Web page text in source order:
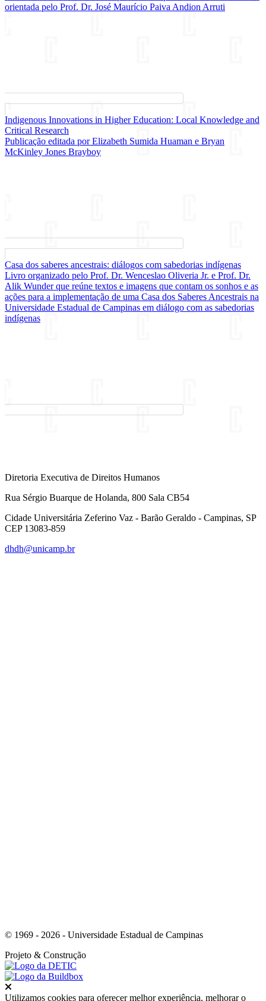
orientada pelo Prof. Dr. José Maurício Paiva Andion Arruti
Indigenous Innovations in Higher Education: Local Knowledge and
Critical Research
Publicação editada por Elizabeth Sumida Huaman e Bryan
McKinley Jones Brayboy
Casa dos saberes ancestrais: diálogos com sabedorias indígenas
Livro organizado pelo Prof. Dr. Wenceslao Oliveria Jr. e Prof. Dr.
Alik Wunder que reúne textos e imagens que contam os sonhos e as
ações para a implementação de uma Casa dos Saberes Ancestrais na
Universidade Estadual de Campinas em diálogo com as sabedorias
indígenas
Diretoria Executiva de Direitos Humanos
Rua Sérgio Buarque de Holanda, 800 Sala CB54
Cidade Universitária Zeferino Vaz - Barão Geraldo - Campinas, SP
CEP 13083-859
dhdh@unicamp.br
© 1969 - 2026 - Universidade Estadual de Campinas
Projeto & Construção
Utilizamos cookies para oferecer melhor experiência, melhorar o